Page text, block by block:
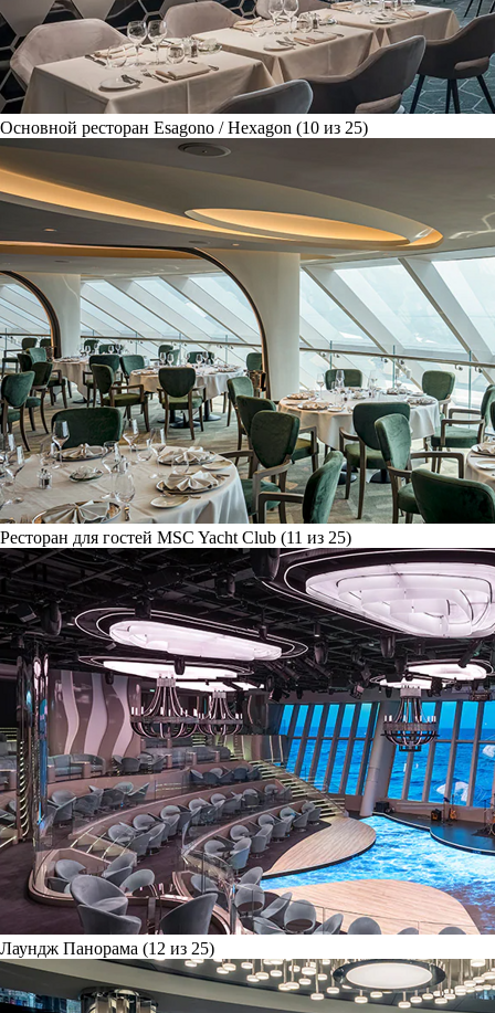
Основной ресторан Esagono / Hexagon (10 из 25)
Ресторан для гостей MSC Yacht Club (11 из 25)
Лаундж Панорама (12 из 25)